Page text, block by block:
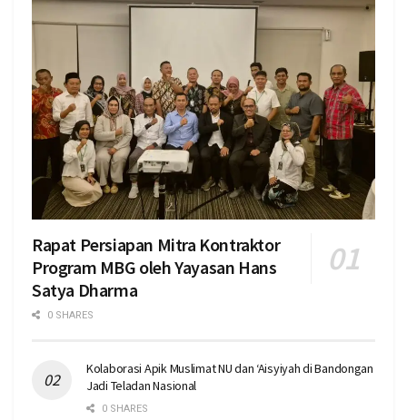
Rapat Persiapan Mitra Kontraktor
Program MBG oleh Yayasan Hans
Satya Dharma
0 SHARES
Kolaborasi Apik Muslimat NU dan ‘Aisyiyah di Bandongan
Jadi Teladan Nasional
0 SHARES